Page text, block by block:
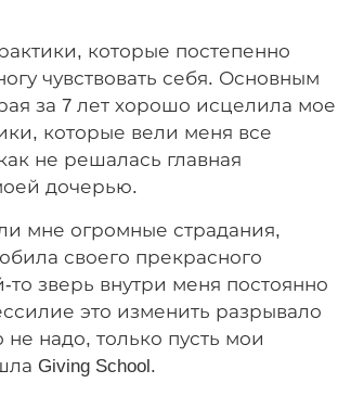
которые постепенно
чувствовать себя. Основным
за 7 лет хорошо исцелила мое
которые вели меня все
не решалась главная
дочерью.
мне огромные страдания,
своего прекрасного
то зверь внутри меня постоянно
это изменить разрывало
надо, только пусть мои
Giving School.